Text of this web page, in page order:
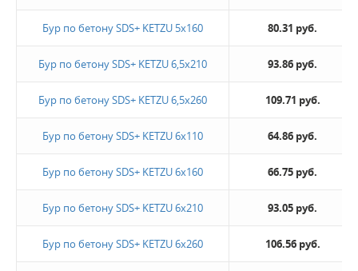
Бур по бетону SDS+ KETZU 5х160 80.31 руб.
Бур по бетону SDS+ KETZU 6,5х210 93.86 руб.
Бур по бетону SDS+ KETZU 6,5х260 109.71 руб.
Бур по бетону SDS+ KETZU 6х110 64.86 руб.
Бур по бетону SDS+ KETZU 6х160 66.75 руб.
Бур по бетону SDS+ KETZU 6х210 93.05 руб.
Бур по бетону SDS+ KETZU 6х260 106.56 руб.